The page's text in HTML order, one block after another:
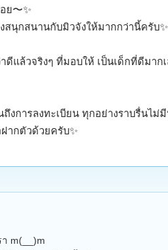
ย〜✨️
สนุกสนานกับมิวจังให้มากกว่านี้ครับ✨️
ดีแล้วจริงๆ ที่มอบให้ เป็นเด็กที่ดีมาก
งการลงทะเบียน ทุกอย่างราบรื่นไม่
ากตัวด้วยครับ✨️
m(__)m